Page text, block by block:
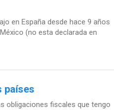
en España desde hace 9 años
(no esta declarada en
países
obligaciones fiscales que tengo